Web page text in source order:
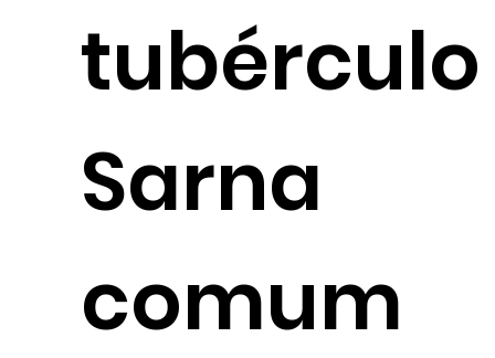
tubérculo
Sarna
comum